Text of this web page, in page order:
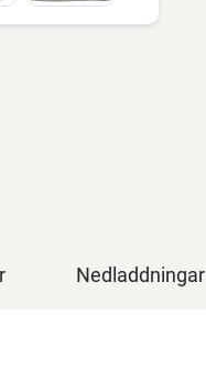
Nedladdningar